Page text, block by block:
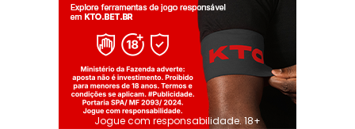
Jogue com responsabilidade. 18+